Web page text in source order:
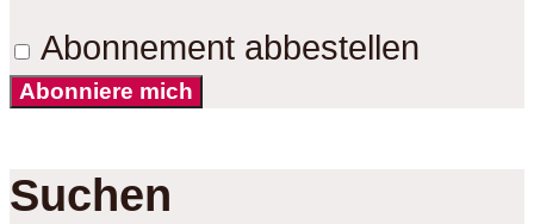
Abonnement abbestellen
Abonniere mich
Suchen